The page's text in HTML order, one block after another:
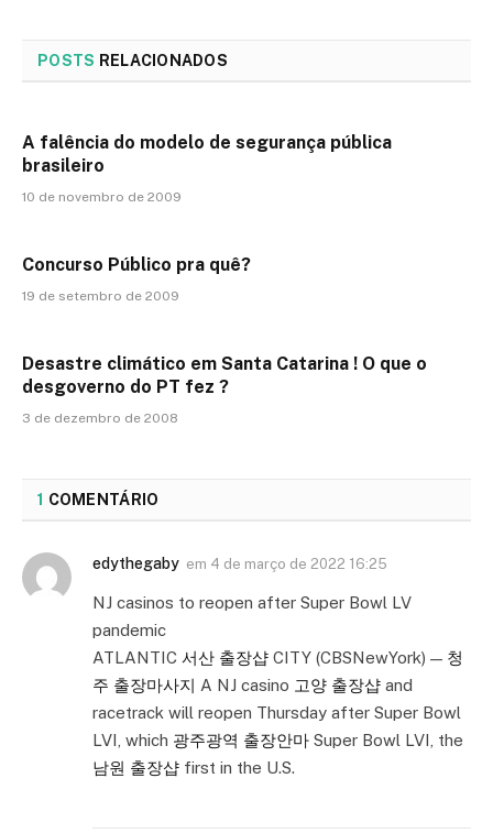
POSTS RELACIONADOS
A falência do modelo de segurança pública
brasileiro
10 de novembro de 2009
Concurso Público pra quê?
19 de setembro de 2009
Desastre climático em Santa Catarina ! O que o
desgoverno do PT fez ?
3 de dezembro de 2008
1 COMENTÁRIO
edythegaby em 4 de março de 2022 16:25
NJ casinos to reopen after Super Bowl LV
pandemic
ATLANTIC 서산 출장샵 CITY (CBSNewYork) — 청
주 출장마사지 A NJ casino 고양 출장샵 and
racetrack will reopen Thursday after Super Bowl
LVI, which 광주광역 출장안마 Super Bowl LVI, the
남원 출장샵 first in the U.S.